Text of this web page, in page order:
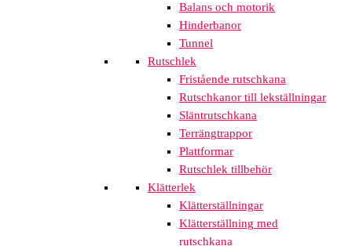
Balans och motorik
Hinderbanor
Tunnel
Rutschlek
Fristående rutschkana
Rutschkanor till lekställningar
Släntrutschkana
Terrängtrappor
Plattformar
Rutschlek tillbehör
Klätterlek
Klätterställningar
Klätterställning med
rutschkana